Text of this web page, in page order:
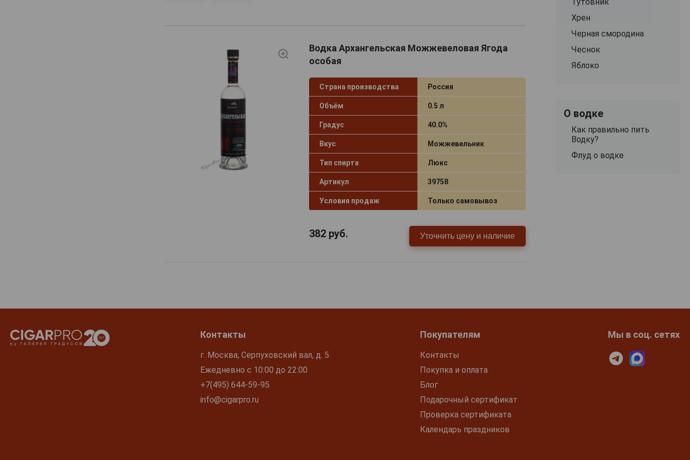
Kamoflage
Kensatu
Водка Архангельская Можжевеловая Ягода
особая
Страна производства Россия
Объём 0.5 л
Градус 40.0%
Вкус Можжевельник
Тип спирта Люкс
Артикул 39758
Условия продаж Только самовывоз
382руб. Уточнить цену и наличие
Хрен
Черная смородина
Чеснок
Яблоко
О водке
Как правильно пить
Водку?
Флуд о водке
Контакты
г. Москва, Серпуховский вал, д. 5
Ежедневно с 10:00 до 22:00
+7(495) 644-59-95
info@cigarpro.ru
Покупателям
Контакты
Покупка и оплата
Блог
Подарочный сертификат
Проверка сертификата
Календарь праздников
Мы в соц. сетях